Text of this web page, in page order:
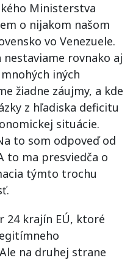
Ministerstva
o nijakom našom
vo Venezuele.
rovnako aj
iných
žiadne záujmy, a kde
z hľadiska deficitu
situácie.
to som odpoveď od
to ma presviedča o
týmto trochu
24 krajín EÚ, ktoré
na druhej strane